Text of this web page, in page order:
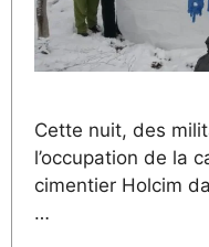
Cette nuit, des
l’occupation de la
cimentier Holcim
…